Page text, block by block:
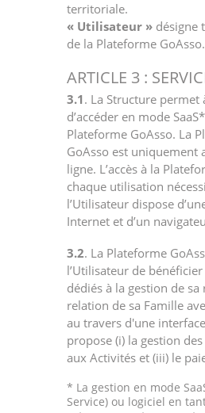
territoriale.
« Utilisateur » désigne
de la Plateforme GoAsso.
ARTICLE 3 :
3.1. La Structure permet
d’accéder en mode
Plateforme GoAsso. La
GoAsso est uniquement
ligne. L’accès à la
chaque utilisation
l’Utilisateur dispose
Internet et d’un
3.2. La Plateforme
l’Utilisateur de
dédiés à la gestion de
relation de sa Famille
au travers d'une
propose (i) la gestion
aux Activités et (iii) le
* La gestion en mode
Service) ou logiciel en